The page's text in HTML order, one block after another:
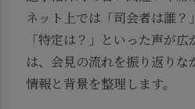
ネット上では「司会者は誰？
「特定は？」といった声が
は、会見の流れを振り返りな
情報と背景を整理します。